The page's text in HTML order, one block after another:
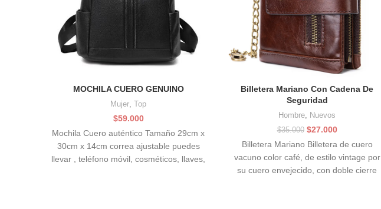
MOCHILA CUERO GENUINO
Mujer Top
$59.000
Mochila Cuero auténtico Tamaño 29cm x
30cm x 14cm correa ajustable puedes
llevar , teléfono móvil, cosméticos, llaves,
Billetera Mariano Con Cadena De
Seguridad
Hombre Nuevos
$35.000 El
precio
original
era:
$35.000.
$27.000El
precio
actual
es:
$27.000.
Billetera Mariano Billetera de cuero
vacuno color café, de estilo vintage por
su cuero envejecido, con doble cierre